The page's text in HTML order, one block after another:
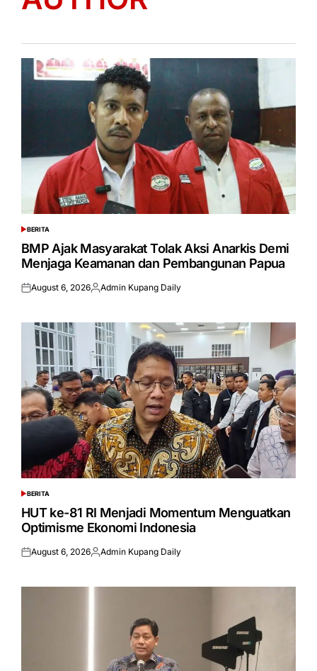
POSTED
IN
BERITA
BMP Ajak Masyarakat Tolak Aksi Anarkis Demi
Menjaga Keamanan dan Pembangunan Papua
Posted
August 6, 2026Posted
Admin Kupang Daily
POSTED
IN
BERITA
HUT ke-81 RI Menjadi Momentum Menguatkan
Optimisme Ekonomi Indonesia
Posted
August 6, 2026Posted
Admin Kupang Daily